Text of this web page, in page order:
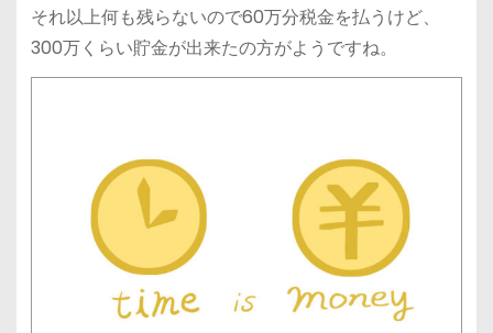
それ以上何も残らないので60万分税金を払うけど、
300万くらい貯金が出来たの方がようですね。